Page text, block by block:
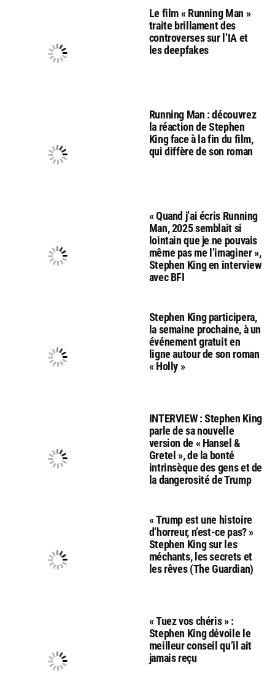
Le film « Running Man »
traite brillament des
controverses sur l’IA et
les deepfakes
Running Man : découvrez
la réaction de Stephen
King face à la fin du film,
qui diffère de son roman
« Quand j’ai écris Running
Man, 2025 semblait si
lointain que je ne pouvais
même pas me l’imaginer »,
Stephen King en interview
avec BFI
Stephen King participera,
la semaine prochaine, à un
événement gratuit en
ligne autour de son roman
« Holly »
INTERVIEW : Stephen King
parle de sa nouvelle
version de « Hansel &
Gretel », de la bonté
intrinsèque des gens et de
la dangerosité de Trump
« Trump est une histoire
d’horreur, n’est-ce pas? »
Stephen King sur les
méchants, les secrets et
les rêves (The Guardian)
« Tuez vos chéris » :
Stephen King dévoile le
meilleur conseil qu’il ait
jamais reçu